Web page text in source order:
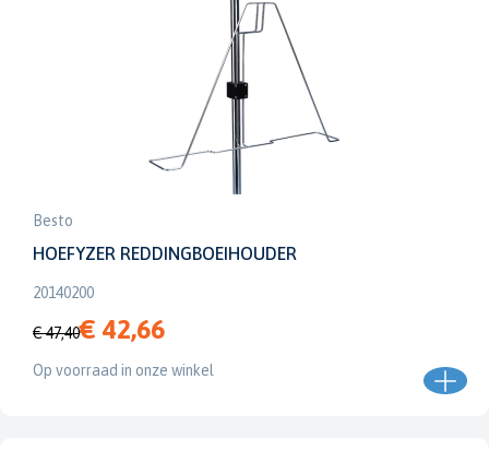
Besto
HOEFYZER REDDINGBOEIHOUDER
20140200
€ 47,40€ 42,66
Op voorraad in onze winkel